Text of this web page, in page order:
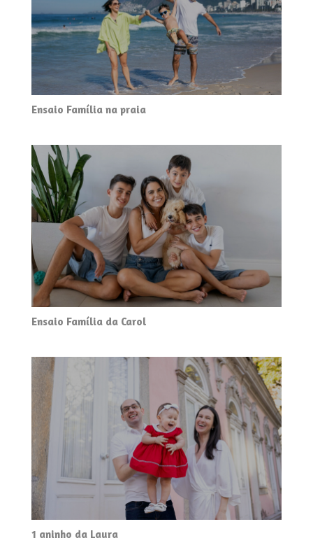
Ensaio Família na praia
Ensaio Família da Carol
1 aninho da Laura